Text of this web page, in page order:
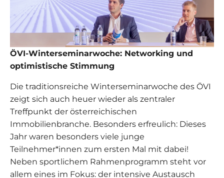
ÖVI-Winterseminarwoche: Networking und
optimistische Stimmung
Die traditionsreiche Winterseminarwoche des ÖVI
zeigt sich auch heuer wieder als zentraler
Treffpunkt der österreichischen
Immobilienbranche. Besonders erfreulich: Dieses
Jahr waren besonders viele junge
Teilnehmer*innen zum ersten Mal mit dabei!
Neben sportlichem Rahmenprogramm steht vor
allem eines im Fokus: der intensive Austausch